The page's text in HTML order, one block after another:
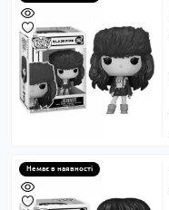
Немає в наявності